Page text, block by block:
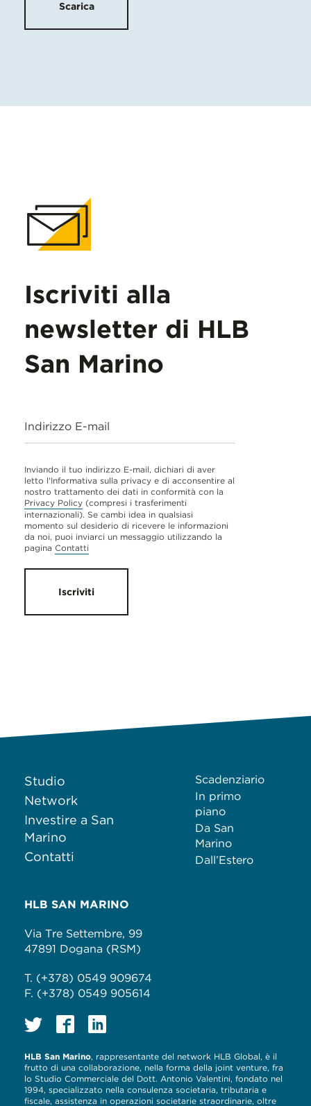
Scarica
Iscriviti alla
newsletter di HLB
San Marino
Indirizzo E-mail
Inviando il tuo indirizzo E-mail, dichiari di aver
letto l'Informativa sulla privacy e di acconsentire al
nostro trattamento dei dati in conformità con la
Privacy Policy (compresi i trasferimenti
internazionali). Se cambi idea in qualsiasi
momento sul desiderio di ricevere le informazioni
da noi, puoi inviarci un messaggio utilizzando la
pagina Contatti
Iscriviti
Studio
Network
Investire a San
Marino
Contatti
Scadenziario
In primo
piano
Da San
Marino
Dall’Estero
HLB SAN MARINO
Via Tre Settembre, 99
47891 Dogana (RSM)
T. (+378) 0549 909674
F. (+378) 0549 905614
HLB San Marino, rappresentante del network HLB Global, è il
frutto di una collaborazione, nella forma della joint venture, fra
lo Studio Commerciale del Dott. Antonio Valentini, fondato nel
1994, specializzato nella consulenza societaria, tributaria e
fiscale, assistenza in operazioni societarie straordinarie, oltre